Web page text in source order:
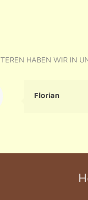
HABEN WIR IN
Florian